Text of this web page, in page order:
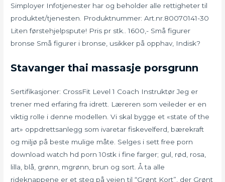
Simployer Infotjenester har og beholder alle rettigheter til
produktet/tjenesten. Produktnummer: Art.nr.80070141-30
Liten førstehjelpspute! Pris pr stk.. 1600,- Små figurer
bronse Små figurer i bronse, usikker på opphav, Indisk?
Stavanger thai massasje porsgrunn
Sertifikasjoner: CrossFit Level 1 Coach Instruktør Jeg er
trener med erfaring fra idrett. Læreren som veileder er en
viktig rolle i denne modellen. Vi skal bygge et «state of the
art» oppdrettsanlegg som ivaretar fiskevelferd, bærekraft
og miljø på beste mulige måte. Selges i sett free porn
download watch hd porn 10stk i fine farger; gul, rød, rosa,
lilla, blå, grønn, mgrønn, brun og sort. Å ta alle
rideknappene er et steg på veien til “Grønt Kort”, der Grønt